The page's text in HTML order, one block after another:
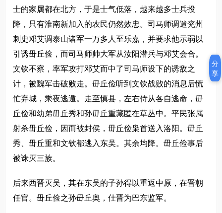
士的家属都在北方，于是士气低落，越来越多士兵投
降，只有淮南新加入的农民仍然效忠。司马师调遣兖州
刺史邓艾调泰山诸军一万多人至乐嘉，并要求他示弱以
引诱毌丘俭，而司马师帅大军从汝阳潜兵与邓艾会合。
文钦不察，率军攻打邓艾而中了司马师设下的诱敌之
计，被魏军击破败走。毌丘俭听到文钦战败的消息后慌
忙弃城，乘夜逃遁。走至慎县，左右侍从各自逃命，毌
丘俭和幼弟毌丘秀和孙毌丘重藏匿在草丛中。平民张属
射杀毌丘俭，因而被封侯，毌丘俭枭首送入洛阳。毌丘
秀、毌丘重和文钦都逃入东吴。其余均降。毌丘俭事后
被诛灭三族。
后来西晋灭吴，其在东吴的子孙得以重返中原，在晋朝
任官。毌丘俭之孙毌丘奥，仕晋为巴东监军。
分
享